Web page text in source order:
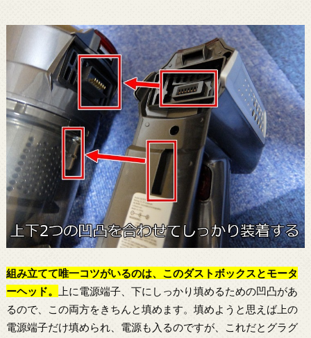
組み立てて唯一コツがいるのは、このダストボックスとモータ
ーヘッド。
上に電源端子、下にしっかり填めるための凹凸があ
るので、この両方をきちんと填めます。填めようと思えば上の
電源端子だけ填められ、電源も入るのですが、これだとグラグ